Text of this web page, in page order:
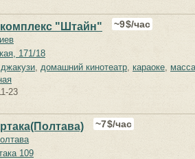
"Штайн" $/час
9
171/18
джакузи, домашний кинотеатр, караоке,
23
$/час
7
109